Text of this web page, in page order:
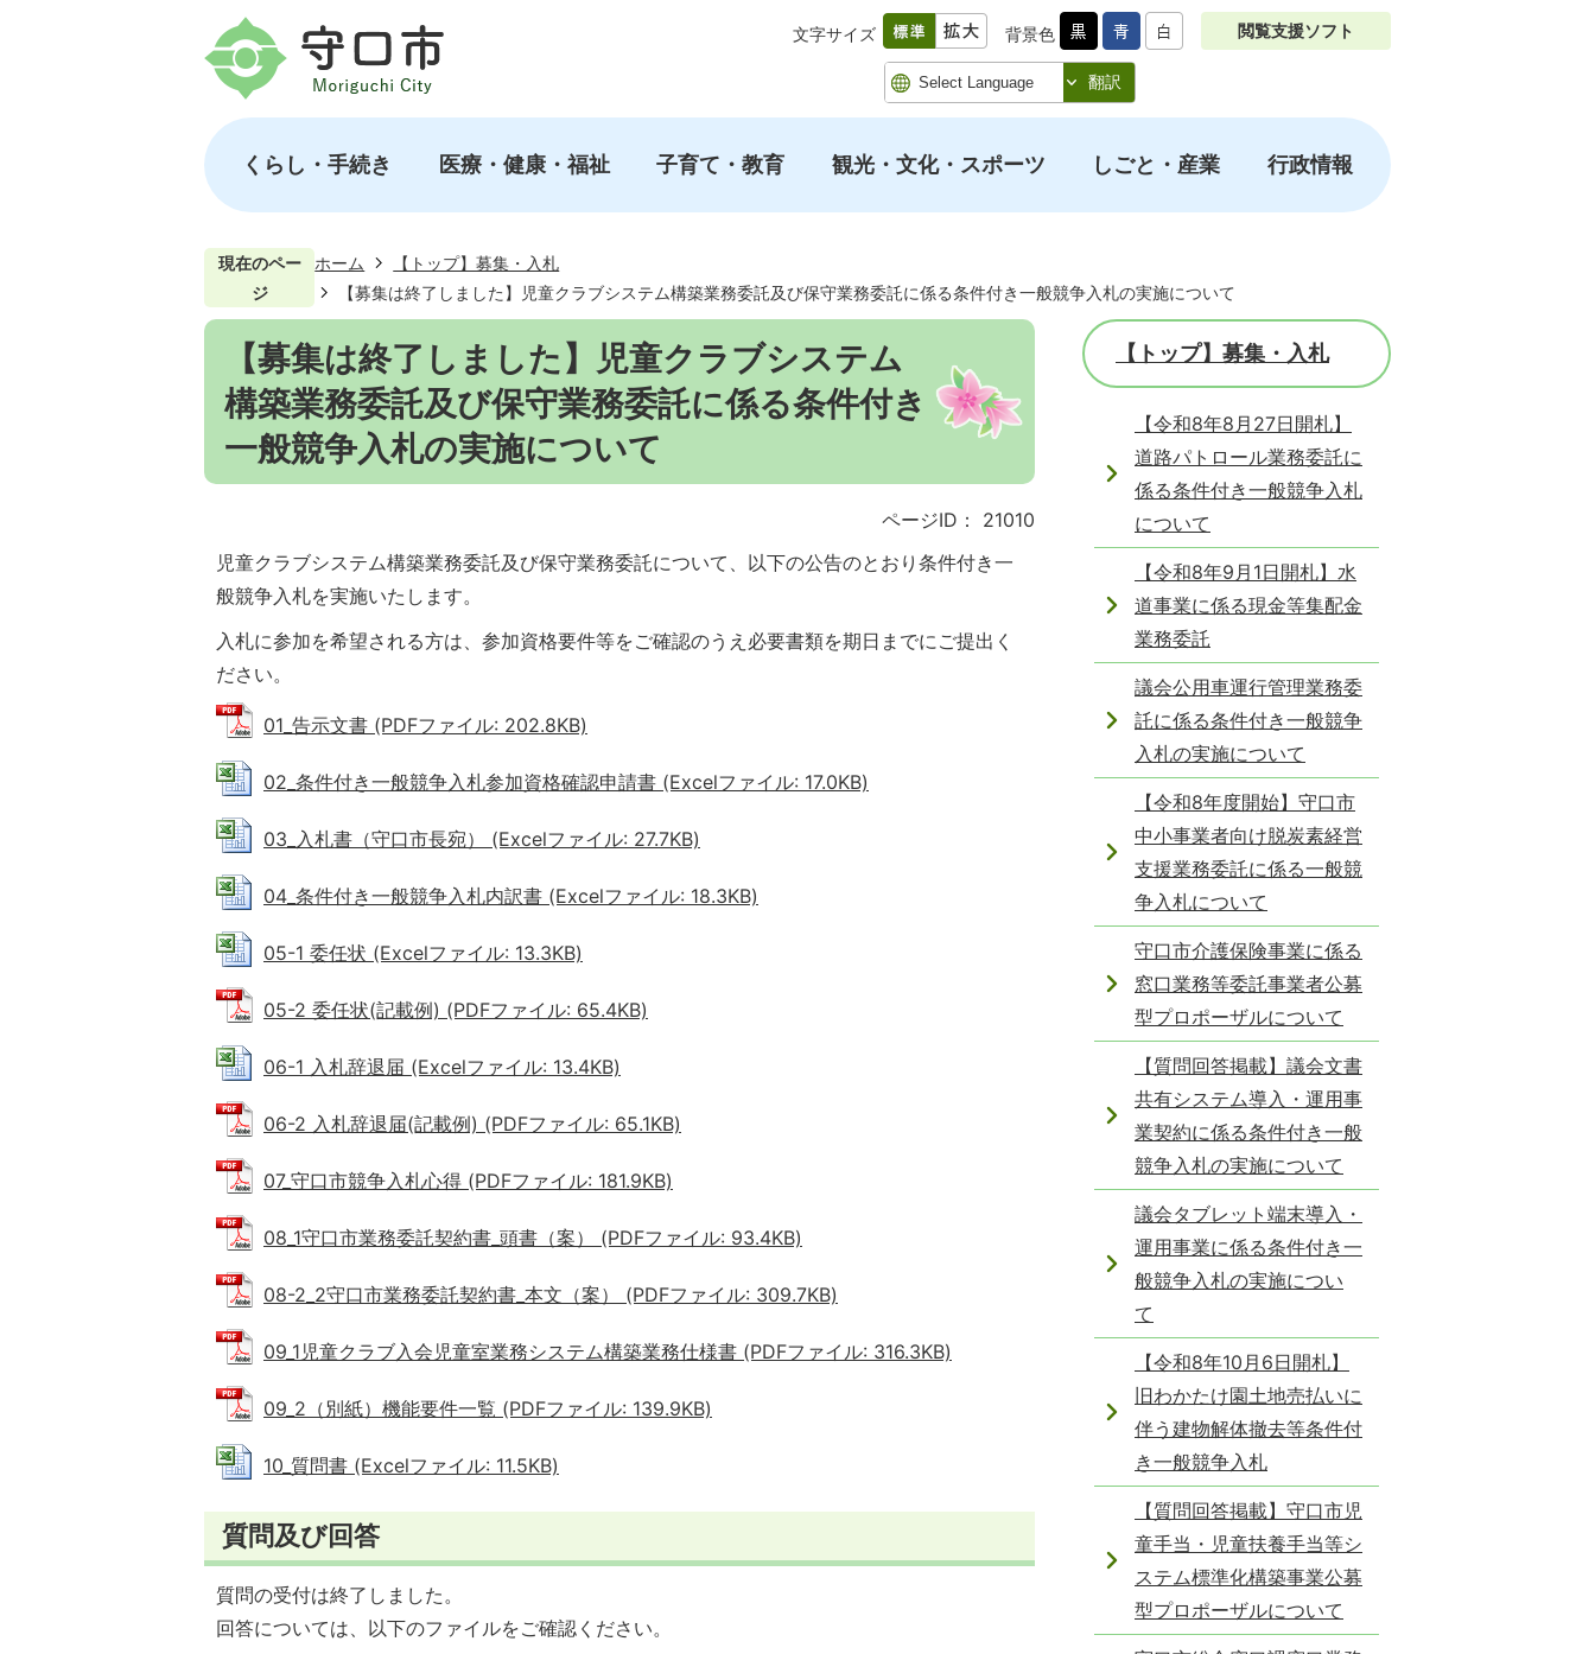
文字サイズ 背景色 閲覧支援ソフト
翻訳
くらし・手続き 医療・健康・福祉 子育て・教育 観光・文化・スポーツ しごと・産業 行政情報
現在のペー
ジ
ホーム
【トップ】募集・入札
【募集は終了しました】児童クラブシステム構築業務委託及び保守業務委託に係る条件付き一般競争入札の実施について
【募集は終了しました】児童クラブシステム
構築業務委託及び保守業務委託に係る条件付き
一般競争入札の実施について
ページID：
21010
児童クラブシステム構築業務委託及び保守業務委託について、以下の公告のとおり条件付き一
般競争入札を実施いたします。
入札に参加を希望される方は、参加資格要件等をご確認のうえ必要書類を期日までにご提出く
ださい。
01_告示文書 (PDFファイル: 202.8KB)
02_条件付き一般競争入札参加資格確認申請書 (Excelファイル: 17.0KB)
03_入札書（守口市長宛） (Excelファイル: 27.7KB)
04_条件付き一般競争入札内訳書 (Excelファイル: 18.3KB)
05-1 委任状 (Excelファイル: 13.3KB)
05-2 委任状(記載例) (PDFファイル: 65.4KB)
06-1 入札辞退届 (Excelファイル: 13.4KB)
06-2 入札辞退届(記載例) (PDFファイル: 65.1KB)
07_守口市競争入札心得 (PDFファイル: 181.9KB)
08_1守口市業務委託契約書_頭書（案） (PDFファイル: 93.4KB)
08-2_2守口市業務委託契約書_本文（案） (PDFファイル: 309.7KB)
09_1児童クラブ入会児童室業務システム構築業務仕様書 (PDFファイル: 316.3KB)
09_2（別紙）機能要件一覧 (PDFファイル: 139.9KB)
10_質問書 (Excelファイル: 11.5KB)
質問及び回答
質問の受付は終了しました。
回答については、以下のファイルをご確認ください。
【トップ】募集・入札
【令和8年8月27日開札】
道路パトロール業務委託に
係る条件付き一般競争入札
について
【令和8年9月1日開札】水
道事業に係る現金等集配金
業務委託
議会公用車運行管理業務委
託に係る条件付き一般競争
入札の実施について
【令和8年度開始】守口市
中小事業者向け脱炭素経営
支援業務委託に係る一般競
争入札について
守口市介護保険事業に係る
窓口業務等委託事業者公募
型プロポーザルについて
【質問回答掲載】議会文書
共有システム導入・運用事
業契約に係る条件付き一般
競争入札の実施について
議会タブレット端末導入・
運用事業に係る条件付き一
般競争入札の実施につい
て
【令和8年10月6日開札】
旧わかたけ園土地売払いに
伴う建物解体撤去等条件付
き一般競争入札
【質問回答掲載】守口市児
童手当・児童扶養手当等シ
ステム標準化構築事業公募
型プロポーザルについて